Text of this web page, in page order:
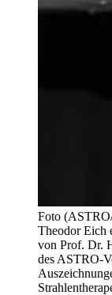
Foto
Theodor Eich
von Prof. Dr.
des ASTRO-